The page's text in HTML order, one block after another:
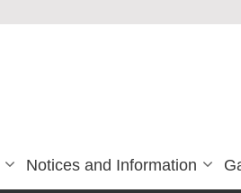
Notices and Information